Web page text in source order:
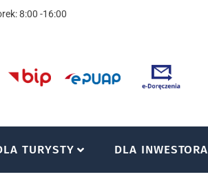
8:00 -16:00
TURYSTY DLA INWESTORA